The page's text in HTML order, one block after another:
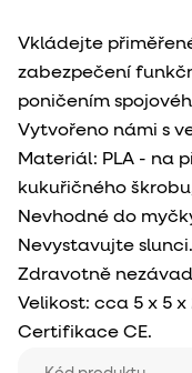
Vkládejte
zabezpečení
poničením
Vytvořeno námi s
Materiál: PLA - na
kukuřičného
Nevhodné do
Nevystavujte slunci.
Zdravotně
Velikost: cca 5 x 5 x
Certifikace CE.